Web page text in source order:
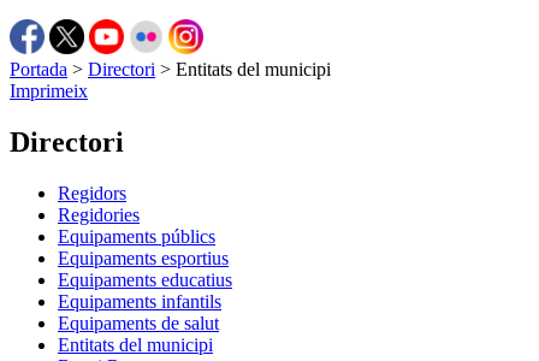
Portada > Directori > Entitats del municipi
Imprimeix
Directori
Regidors
Regidories
Equipaments públics
Equipaments esportius
Equipaments educatius
Equipaments infantils
Equipaments de salut
Entitats del municipi